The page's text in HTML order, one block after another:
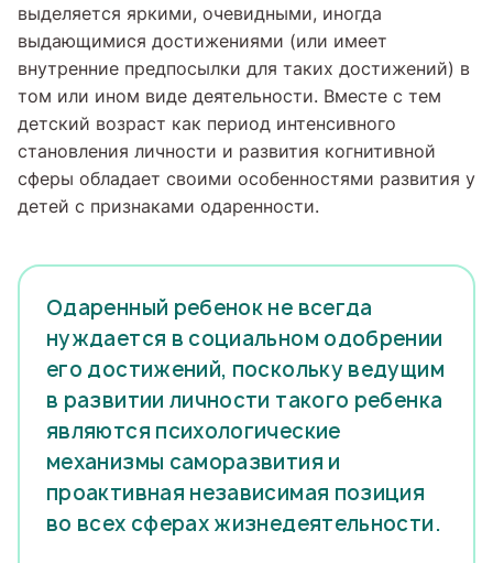
выделяется яркими, очевидными, иногда
выдающимися достижениями (или имеет
внутренние предпосылки для таких достижений) в
том или ином виде деятельности. Вместе с тем
детский возраст как период интенсивного
становления личности и развития когнитивной
сферы обладает своими особенностями развития у
детей с признаками одаренности.
Одаренный ребенок не всегда
нуждается в социальном одобрении
его достижений, поскольку ведущим
в развитии личности такого ребенка
являются психологические
механизмы саморазвития и
проактивная независимая позиция
во всех сферах жизнедеятельности.